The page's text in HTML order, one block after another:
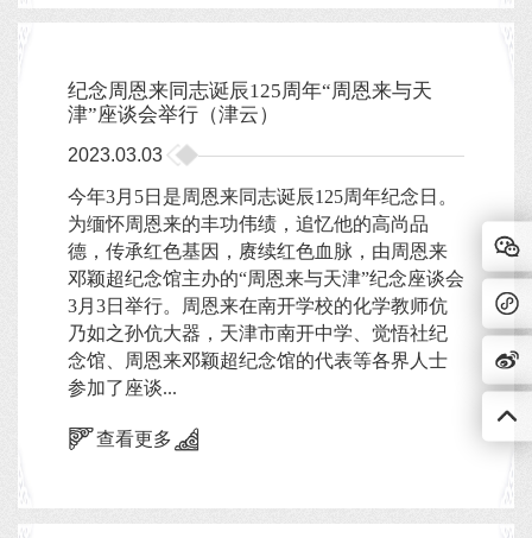
纪念周恩来同志诞辰125周年“周恩来与天
津”座谈会举行（津云）
2023.03.03
今年3月5日是周恩来同志诞辰125周年纪念日。
为缅怀周恩来的丰功伟绩，追忆他的高尚品
德，传承红色基因，赓续红色血脉，由周恩来
邓颖超纪念馆主办的“周恩来与天津”纪念座谈会
3月3日举行。周恩来在南开学校的化学教师伉
乃如之孙伉大器，天津市南开中学、觉悟社纪
念馆、周恩来邓颖超纪念馆的代表等各界人士
参加了座谈...
查看更多